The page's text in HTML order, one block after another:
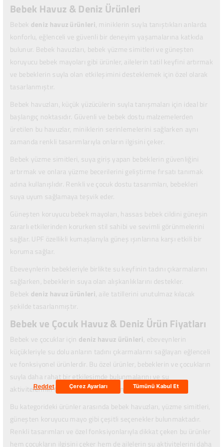
Bebek Havuz & Deniz Ürünleri
Bebek deniz havuz ürünleri, miniklerin suyla tanıştıkları anlarda
konforlu, eğlenceli ve güvenli bir deneyim yaşamalarına katkıda
bulunur. Bebek havuzları, bebek yüzme simitleri ve güneşten
koruyucu bebek mayoları gibi ürünler, ailelerin tatil keyfini artırmak
ve bebeklerin suyla olan etkileşimini desteklemek için özel olarak
tasarlanmıştır.
Bebek havuzları, küçük yüzücülerin suyla tanışmaları için ideal bir
başlangıç noktasıdır. Güvenli ve bebek dostu malzemelerden
üretilen bu havuzlar, miniklerin serinlemelerini sağlarken aynı
zamanda renkli tasarımlarıyla onların ilgisini çeker.
Bebek yüzme simitleri, suya giriş yapan bebeklerin güvenliğini
artırmak ve onlara yüzme becerilerini geliştirme fırsatı tanımak
adına kullanışlıdır. Renkli ve çocuk dostu tasarımları, bebekleri
suya uyum sağlamaya teşvik eder.
Güneşten koruyucu bebek mayoları, hassas bebek cildini güneşin
zararlı etkilerinden korurken stil sahibi ve sevimli görünmelerini
sağlar. UPF özellikli kumaşlarıyla güneş ışınlarına karşı etkili bir
koruma sağlar.
Ebeveynlerin bebekleriyle birlikte su keyfinin tadını çıkarmalarını
sağlarken, bebeklerin suya olan alışkanlıklarını destekler.
Bebek deniz havuz ürünleri, aile tatillerini unutulmaz kılacak
şekilde tasarlanmıştır.
Bebek ve Çocuk Havuz & Deniz Ürün Fiyatları
Bebek ve çocuklar için deniz havuz ürünleri, ebeveynlerin
küçükleriyle su dolu anların tadını çıkarmalarını sağlayan eğlenceli
ve fonksiyonel ürünlerdir. Bu özel ürünler, bebeklerin ve çocukların
suyla daha rahat bir etkileşimde bulunmalarını ve su
aktivitelerinin tadını çıkarmalarını amaçlar.
Bu kategorideki ürünler arasında bebek havuzları, yüzme simitleri,
güneşten koruyucu mayo gibi çeşitli seçenekler bulunmaktadır.
Renkli tasarımları ve özel fonksiyonlarıyla dikkat çeken bu ürünler
hem çocukların ilgisini çeker hem de ailelerin su aktivitelerini daha
Reddet Çerez Ayarları Tümünü Kabul Et